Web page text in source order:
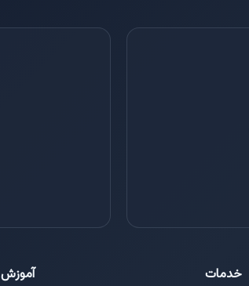
خدمات آموزش